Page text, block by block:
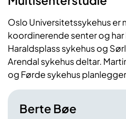
Oslo Universitetssykehus er
koordinerende senter og har
Haraldsplass sykehus og
Arendal sykehus deltar.
og Førde sykehus
Berte Bøe